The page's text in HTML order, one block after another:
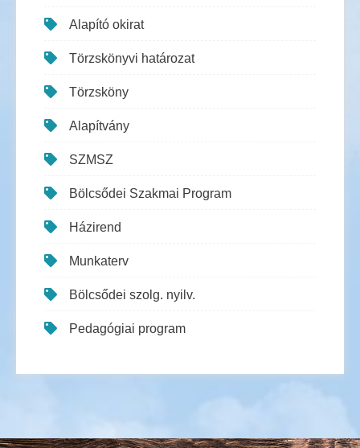
Alapító okirat
Törzskönyvi határozat
Törzsköny
Alapítvány
SZMSZ
Bölcsődei Szakmai Program
Házirend
Munkaterv
Bölcsődei szolg. nyilv.
Pedagógiai program